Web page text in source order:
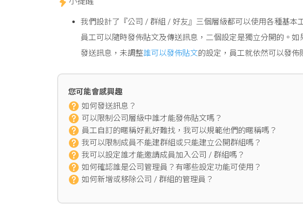
我們設計了『公司 / 群組 / 好友』三個層級都可以使用各種基本
員工可以隨時發佈貼文及傳送訊息，二個設定是獨立分開的。
發送訊息，未調整誰可以發佈貼文的設定，員工就依然可以發佈
您可能會感興趣
如何發送訊息？
可以限制公司層級中誰才能發佈貼文嗎？
員工自訂的暱稱好亂好難找，我可以規範他們的暱稱嗎？
我可以限制成員不能建群組或只能建立公開群組嗎？
我可以設定誰才能邀請成員加入公司 / 群組嗎？
如何確認誰是公司管理員？有哪些設定功能可使用？
如何新增或移除公司 / 群組的管理員？